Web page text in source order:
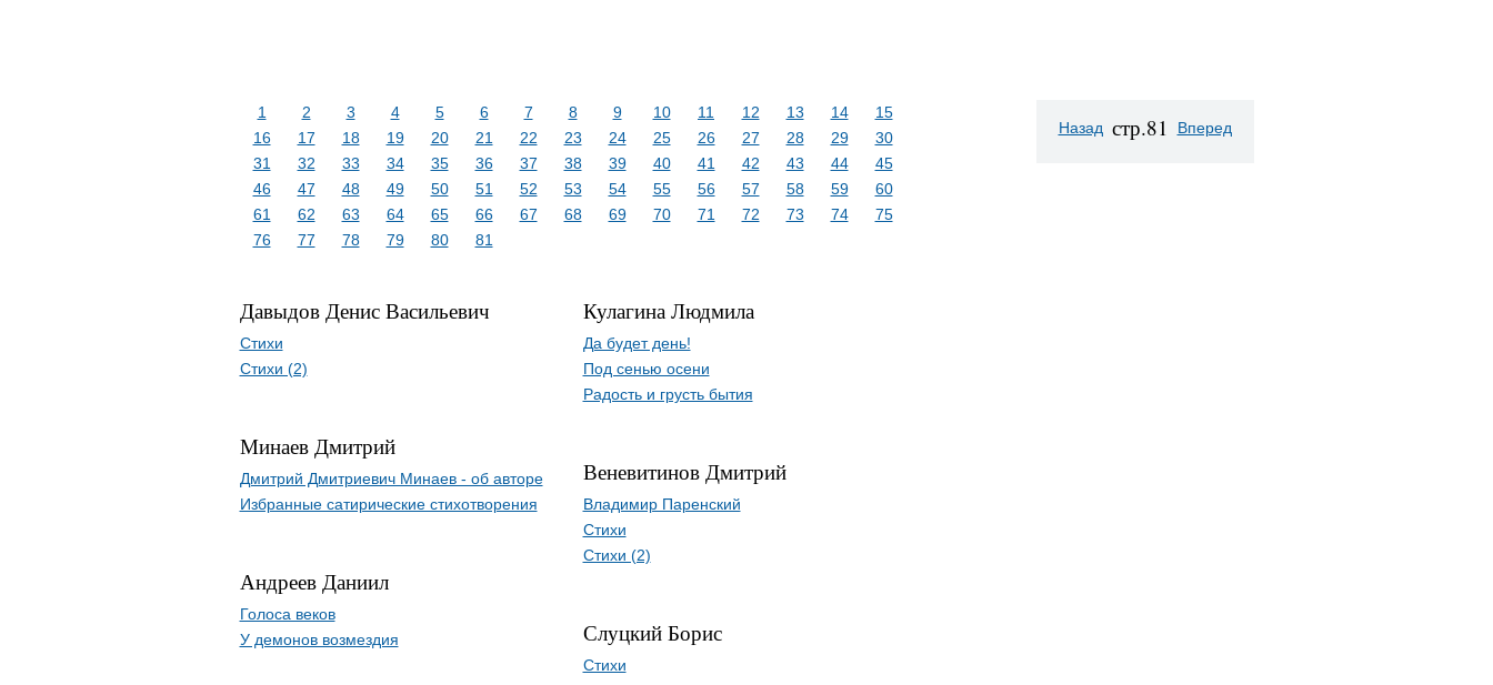
1 2 3 4 5 6 7 8 9 10 11 12 13 14
15
16
17 18 19 20 21 22 23 24 25 26 27 28 29
30
31
32 33 34 35 36 37 38 39 40 41 42 43 44
45
46
47 48 49 50 51 52 53 54 55 56 57 58 59
60
61
62 63 64 65 66 67 68 69 70 71 72 73 74
75
76
77 78 79 80 81
Давыдов Денис Васильевич
Стихи
Стихи (2)
Минаев Дмитрий
Дмитрий Дмитриевич Минаев - об авторе
Избранные сатирические стихотворения
Андреев Даниил
Голоса веков
У демонов возмездия
Кулагина Людмила
Да будет день!
Под сенью осени
Радость и грусть бытия
Веневитинов Дмитрий
Владимир Паренский
Стихи
Стихи (2)
Слуцкий Борис
Стихи
Назад стр.81 Вперед